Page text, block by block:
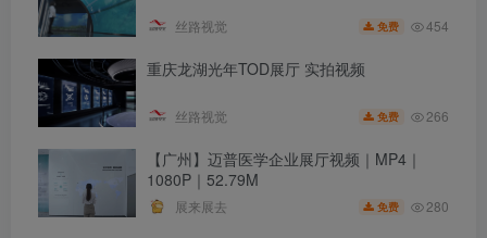
丝路视觉 免费 454
重庆龙湖光年TOD展厅 实拍视频
丝路视觉 免费 266
【广州】迈普医学企业展厅视频｜MP4｜
1080P｜52.79M
展来展去 免费 280